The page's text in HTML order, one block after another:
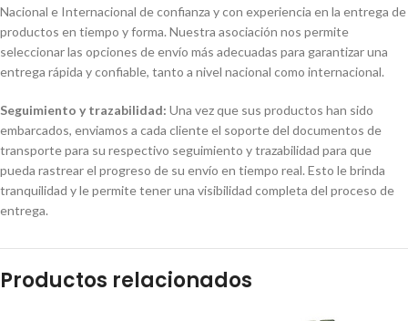
Nacional e Internacional de confianza y con experiencia en la entrega de
productos en tiempo y forma. Nuestra asociación nos permite
seleccionar las opciones de envío más adecuadas para garantizar una
entrega rápida y confiable, tanto a nivel nacional como internacional.
Seguimiento y trazabilidad: Una vez que sus productos han sido
embarcados, enviamos a cada cliente el soporte del documentos de
transporte para su respectivo seguimiento y trazabilidad para que
pueda rastrear el progreso de su envío en tiempo real. Esto le brinda
tranquilidad y le permite tener una visibilidad completa del proceso de
entrega.
Productos relacionados